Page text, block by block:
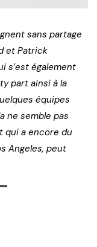
sans partage
et Patrick
s’est également
part ainsi à la
équipes
ne semble pas
qui a encore du
Angeles, peut